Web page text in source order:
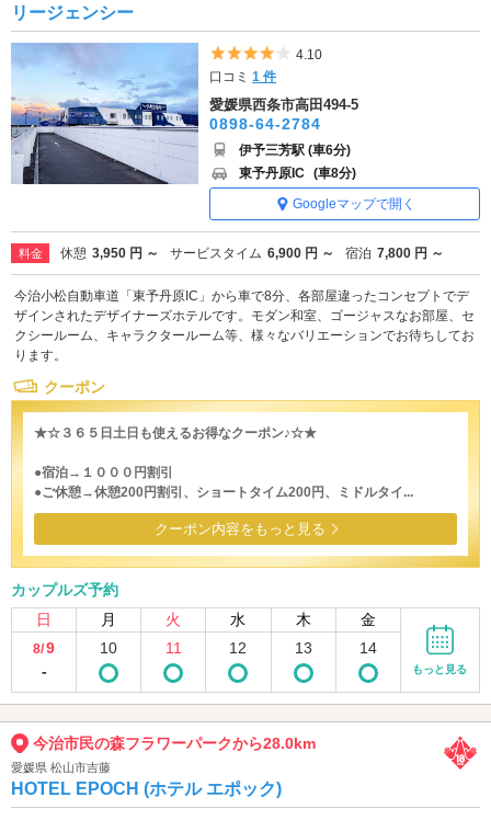
リージェンシー
5つ星のうち4
4.10
口コミ1 件
愛媛県西条市高田494-5
0898-64-2784
伊予三芳駅 (車6分)
東予丹原IC (車8分)
Googleマップで開く
料金 休憩 3,950 円 ～ サービスタイム 6,900 円 ～ 宿泊 7,800 円 ～
今治小松自動車道「東予丹原IC」から車で8分、各部屋違ったコンセプトでデ
ザインされたデザイナーズホテルです。モダン和室、ゴージャスなお部屋、セ
クシールーム、キャラクタールーム等、様々なバリエーションでお待ちしてお
ります。
クーポン
★☆３６５日土日も使えるお得なクーポン♪☆★
●宿泊→１０００円割引
●ご休憩→休憩200円割引、ショートタイム200円、ミドルタイ...
クーポン内容をもっと見る
カップルズ予約
日
月 火 水 木 金
8/9
-
10 11 12 13 14
もっと見る
今治市民の森フラワーパークから28.0km
愛媛県 松山市吉藤
HOTEL EPOCH (ホテル エポック)